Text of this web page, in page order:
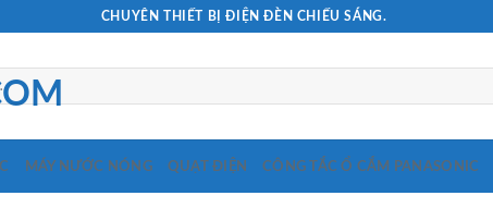
CHUYÊN THIẾT BỊ ĐIỆN ĐÈN CHIẾU SÁNG.
MÁY NƯỚC NÓNG QUẠT ĐIỆN CÔNG TẮC Ổ CẮM PANASONIC